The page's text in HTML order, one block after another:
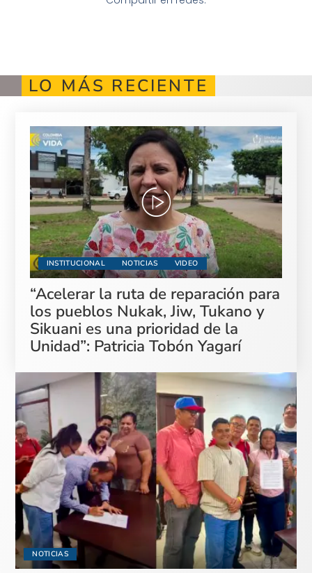
LO MÁS RECIENTE
INSTITUCIONAL NOTICIAS VIDEO
“Acelerar la ruta de reparación para
los pueblos Nukak, Jiw, Tukano y
Sikuani es una prioridad de la
Unidad”: Patricia Tobón Yagarí
NOTICIAS